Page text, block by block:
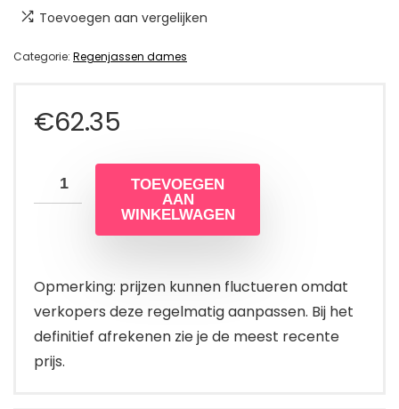
Toevoegen aan vergelijken
Categorie: Regenjassen dames
€62.35
TOEVOEGEN
AAN
WINKELWAGEN
Opmerking: prijzen kunnen fluctueren omdat
verkopers deze regelmatig aanpassen. Bij het
definitief afrekenen zie je de meest recente
prijs.